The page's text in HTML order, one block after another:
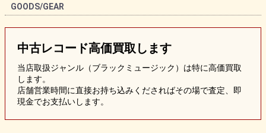
GOODS/GEAR
中古レコード高価買取します
当店取扱ジャンル（ブラックミュージック）は特に高価買取
します。
店舗営業時間に直接お持ち込みくださればその場で査定、即
現金でお支払いします。